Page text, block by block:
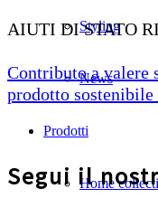
Styling
News
Prodotti
Home
AIUTI DI STATO
Contributo a valere
prodotto sostenibile
Segui il